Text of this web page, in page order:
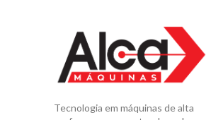
Tecnologia em máquinas de alta